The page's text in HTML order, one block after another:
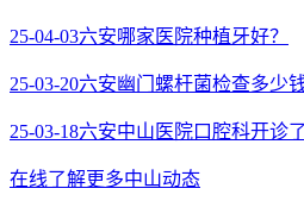
25-04-03六安哪家医院种植牙好？
25-03-20六安幽门螺杆菌检查多少钱
25-03-18六安中山医院口腔科开诊了
在线了解更多中山动态